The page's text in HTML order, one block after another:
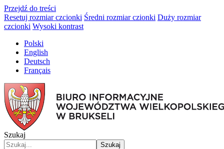
Przejdź do treści
Resetuj rozmiar czcionki Średni rozmiar czionki Duży rozmiar
czcionki Wysoki kontrast
Polski
English
Deutsch
Français
Szukaj
Szukaj